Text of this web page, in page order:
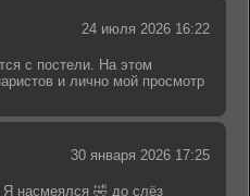
24 июля 2026 16:22
с постели. На этом
и лично мой просмотр
30 января 2026 17:25
насмеялся 🤣 до слёз